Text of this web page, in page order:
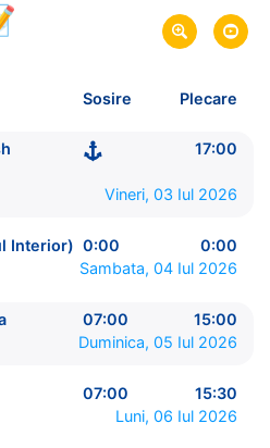
in
oferta
din Vancouver, British
Alaska,
Sosire Plecare
17:00
Vineri, 03 Iul 2026
Interior) 0:00
0:00
Sambata, 04 Iul 2026
07:00
15:00
Duminica, 05 Iul 2026
07:00
15:30
Luni, 06 Iul 2026